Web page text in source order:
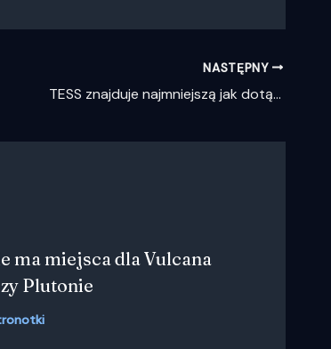
NASTĘPNY
TESS znajduje najmniejszą jak dotąd swoją planetę
ma miejsca dla Vulcana
Plutonie